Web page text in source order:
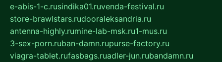
e-abis-1-c.rusindika01.ruvenda-festival.ru
store-brawlstars.rudooraleksandria.ru
antenna-highly.rumine-lab-msk.ru1-mus.ru
3-sex-porn.ruban-damn.rupurse-factory.ru
viagra-tablet.rufasbags.ruadler-jun.rubandamn.ru